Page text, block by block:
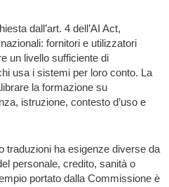
dall’art. 4 dell’AI Act,
fornitori e utilizzatori
un livello sufficiente di
usa i sistemi per loro conto. La
la formazione su
istruzione, contesto d’uso e
traduzioni ha esigenze diverse da
personale, credito, sanità o
portato dalla Commissione è